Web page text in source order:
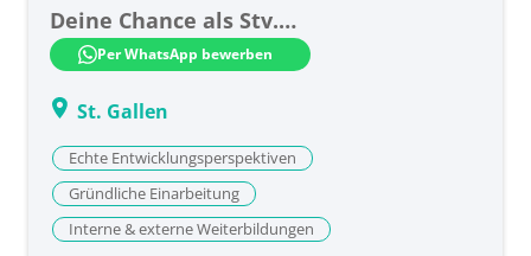
Deine Chance als Stv.
Wohnbereichsleiter:in (60–100%)
Per WhatsApp bewerben
St. Gallen
Echte Entwicklungsperspektiven
Gründliche Einarbeitung
Interne & externe Weiterbildungen